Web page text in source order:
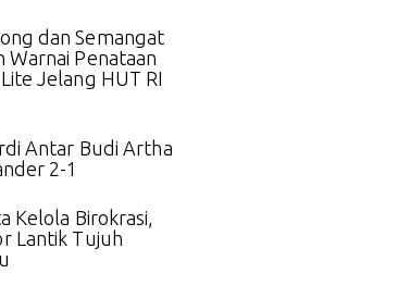
dan Semangat
Warnai Penataan
Jelang HUT RI
Antar Budi Artha
2-1
Kelola Birokrasi,
Lantik Tujuh